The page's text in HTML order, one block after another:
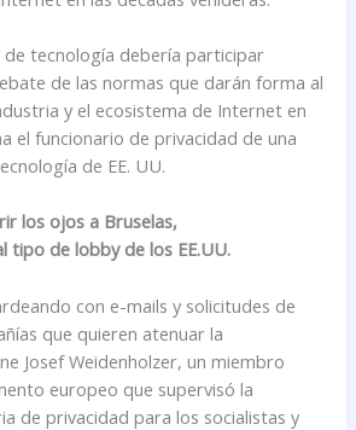
de tecnología debería participar
de las normas que darán forma al
y el ecosistema de Internet en
el funcionario de privacidad de una
de EE. UU.
los ojos a Bruselas,
tipo de lobby de los EE.UU.
con e-mails y solicitudes de
que quieren atenuar la
Josef Weidenholzer, un miembro
europeo que supervisó la
de privacidad para los socialistas y